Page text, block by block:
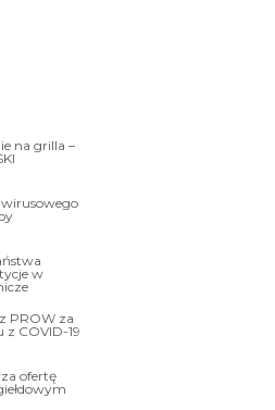
na grilla –
w
PROW za
COVID-19
ofertę